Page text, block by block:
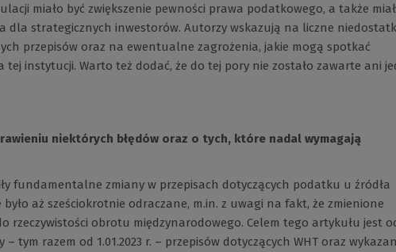
miało być zwiększenie pewności prawa podatkowego, a także
dla strategicznych inwestorów. Autorzy wskazują na liczne
przepisów oraz na ewentualne zagrożenia, jakie mogą spotkać
instytucji. Warto też dodać, że do tej pory nie zostało zawarte ani
niektórych błędów oraz o tych, które nadal wymagają
fundamentalne zmiany w przepisach dotyczących podatku u źródła
było aż sześciokrotnie odraczane, m.in. z uwagi na fakt, że zmienione
rzeczywistości obrotu międzynarodowego. Celem tego artykułu jest
tym razem od 1.01.2023 r. ­– przepisów dotyczących WHT oraz